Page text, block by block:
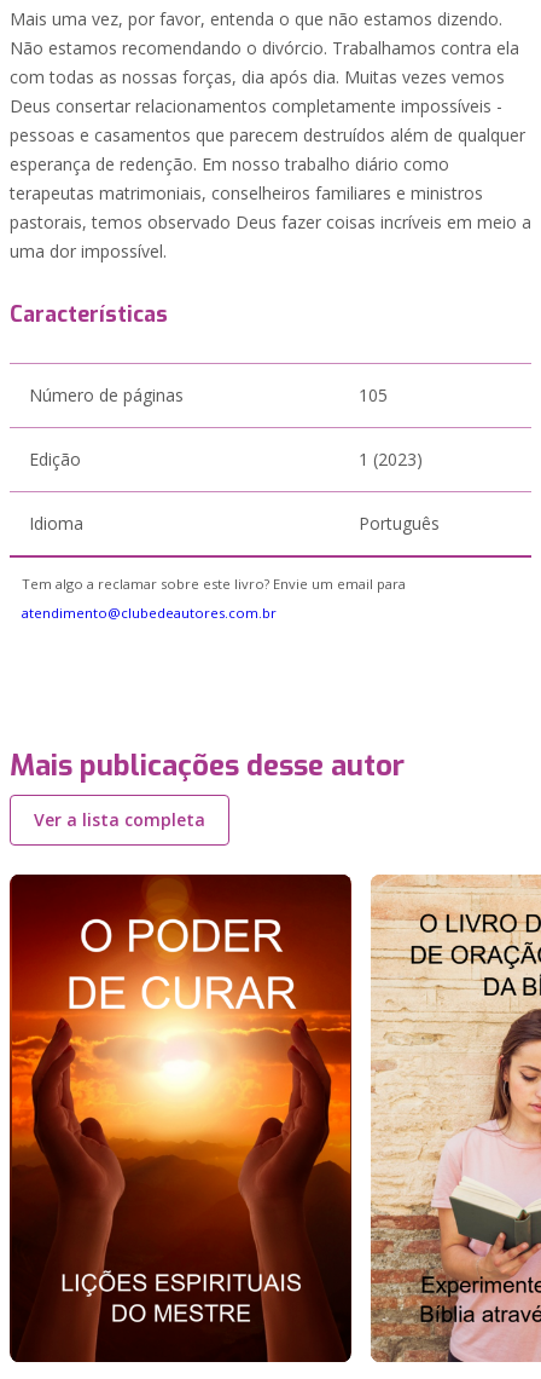
Mais uma vez, por favor, entenda o que não estamos dizendo.
Não estamos recomendando o divórcio. Trabalhamos contra ela
com todas as nossas forças, dia após dia. Muitas vezes vemos
Deus consertar relacionamentos completamente impossíveis -
pessoas e casamentos que parecem destruídos além de qualquer
esperança de redenção. Em nosso trabalho diário como
terapeutas matrimoniais, conselheiros familiares e ministros
pastorais, temos observado Deus fazer coisas incríveis em meio a
uma dor impossível.
Características
Número de páginas 105
Edição 1 (2023)
Idioma Português
Tem algo a reclamar sobre este livro? Envie um email para
atendimento@clubedeautores.com.br
Mais publicações desse autor
Ver a lista completa